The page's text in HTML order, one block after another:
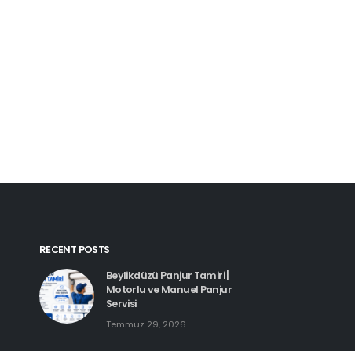
RECENT POSTS
Beylikdüzü Panjur Tamiri |
Motorlu ve Manuel Panjur
Servisi
Temmuz 29, 2026